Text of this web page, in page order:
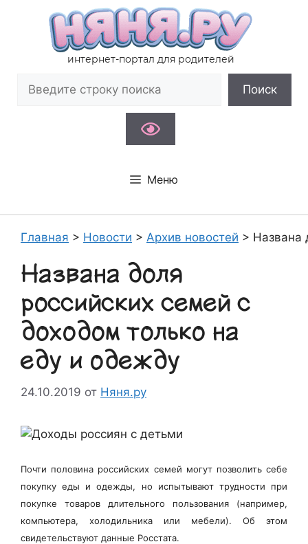
содержимому
интернет-портал для родителей
Поиск
Меню
Главная > Новости > Архив новостей > Названа
Названа доля
российских семей с
доходом только на
еду и одежду
24.10.2019 от Няня.ру
Почти половина российских семей могут позволить себе
покупку еды и одежды, но испытывают трудности при
покупке товаров длительного пользования (например,
компьютера, холодильника или мебели). Об этом
свидетельствуют данные Росстата.